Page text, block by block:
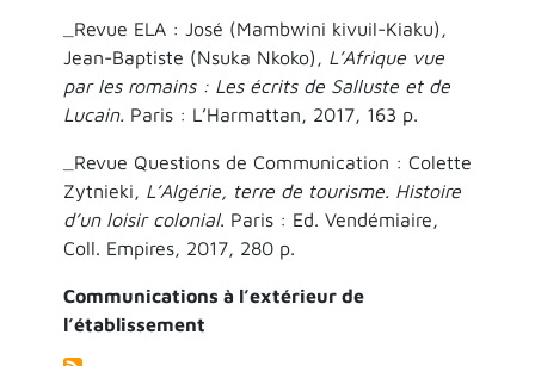
_Revue ELA : José (Mambwini kivuil-Kiaku),
Jean-Baptiste (Nsuka Nkoko), L’Afrique vue
par les romains : Les écrits de Salluste et de
Lucain. Paris : L’Harmattan, 2017, 163 p.
_Revue Questions de Communication : Colette
Zytnieki, L’Algérie, terre de tourisme. Histoire
d’un loisir colonial. Paris : Ed. Vendémiaire,
Coll. Empires, 2017, 280 p.
Communications à l’extérieur de
l’établissement